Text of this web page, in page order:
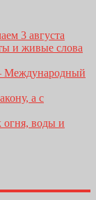
3 августа
и живые слова
Международный
а с
огня, воды и